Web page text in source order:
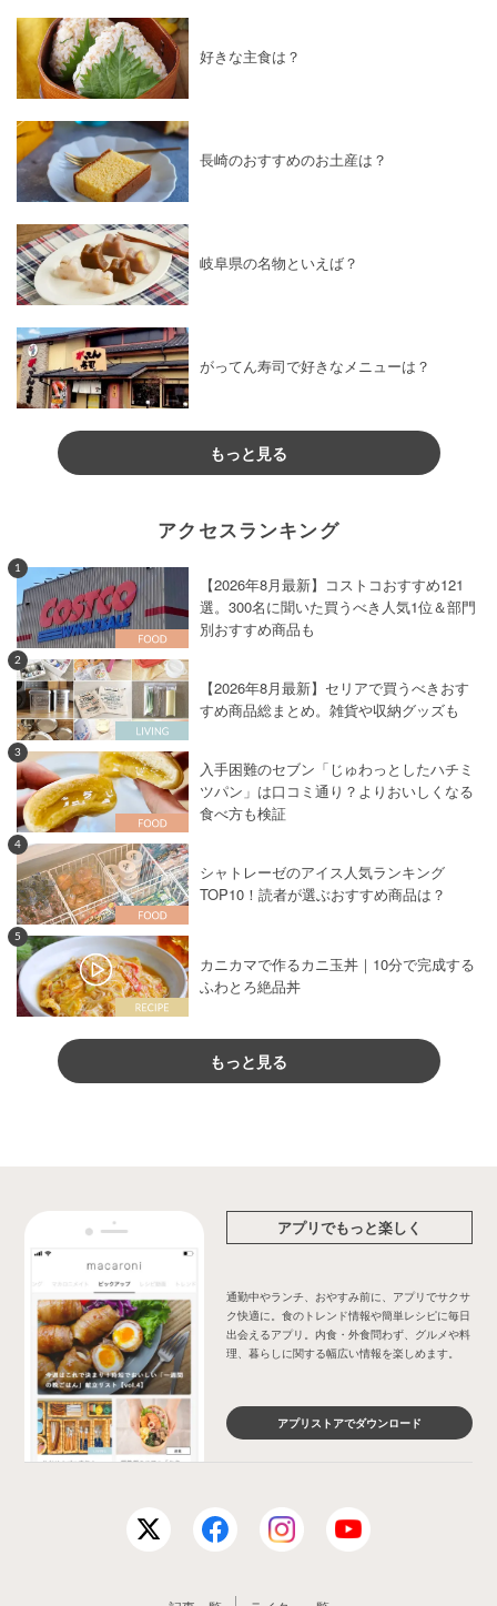
好きな主食は？
長崎のおすすめのお土産は？
岐阜県の名物といえば？
がってん寿司で好きなメニューは？
もっと見る
アクセスランキング
1
【2026年8月最新】コストコおすすめ121
選。300名に聞いた買うべき人気1位＆部門
別おすすめ商品も
2
【2026年8月最新】セリアで買うべきおす
すめ商品総まとめ。雑貨や収納グッズも
3
入手困難のセブン「じゅわっとしたハチミ
ツパン」は口コミ通り？よりおいしくなる
食べ方も検証
4
シャトレーゼのアイス人気ランキング
TOP10！読者が選ぶおすすめ商品は？
5
カニカマで作るカニ玉丼｜10分で完成する
ふわとろ絶品丼
もっと見る
アプリでもっと楽しく
通勤中やランチ、おやすみ前に、アプリでサクサ
ク快適に。食のトレンド情報や簡単レシピに毎日
出会えるアプリ。内食・外食問わず、グルメや料
理、暮らしに関する幅広い情報を楽しめます。
アプリストアでダウンロード